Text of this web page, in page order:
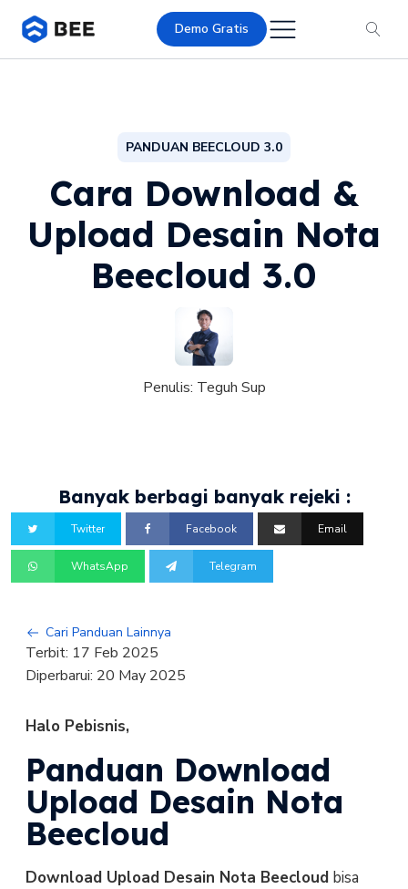
Demo Gratis
PANDUAN BEECLOUD 3.0
Cara Download &
Upload Desain Nota
Beecloud 3.0
Penulis: Teguh Sup
Banyak berbagi banyak rejeki :
Twitter Facebook Email
WhatsApp Telegram
Cari Panduan Lainnya
Terbit: 17 Feb 2025
Diperbarui: 20 May 2025
Halo Pebisnis,
Panduan Download
Upload Desain Nota
Beecloud
Download Upload Desain Nota Beecloudbisa